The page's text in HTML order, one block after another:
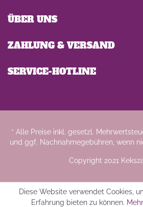
SERVICE-HOTLINE
ÜBER UNS
ZAHLUNG & VERSAND
* Alle Preise inkl. gesetzl.
und ggf. Nachnahmegebühren, wenn
Copyright 2021
Diese Website verwendet Cookies,
Erfahrung bieten zu können.